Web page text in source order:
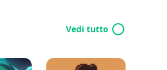
Vedi tutto